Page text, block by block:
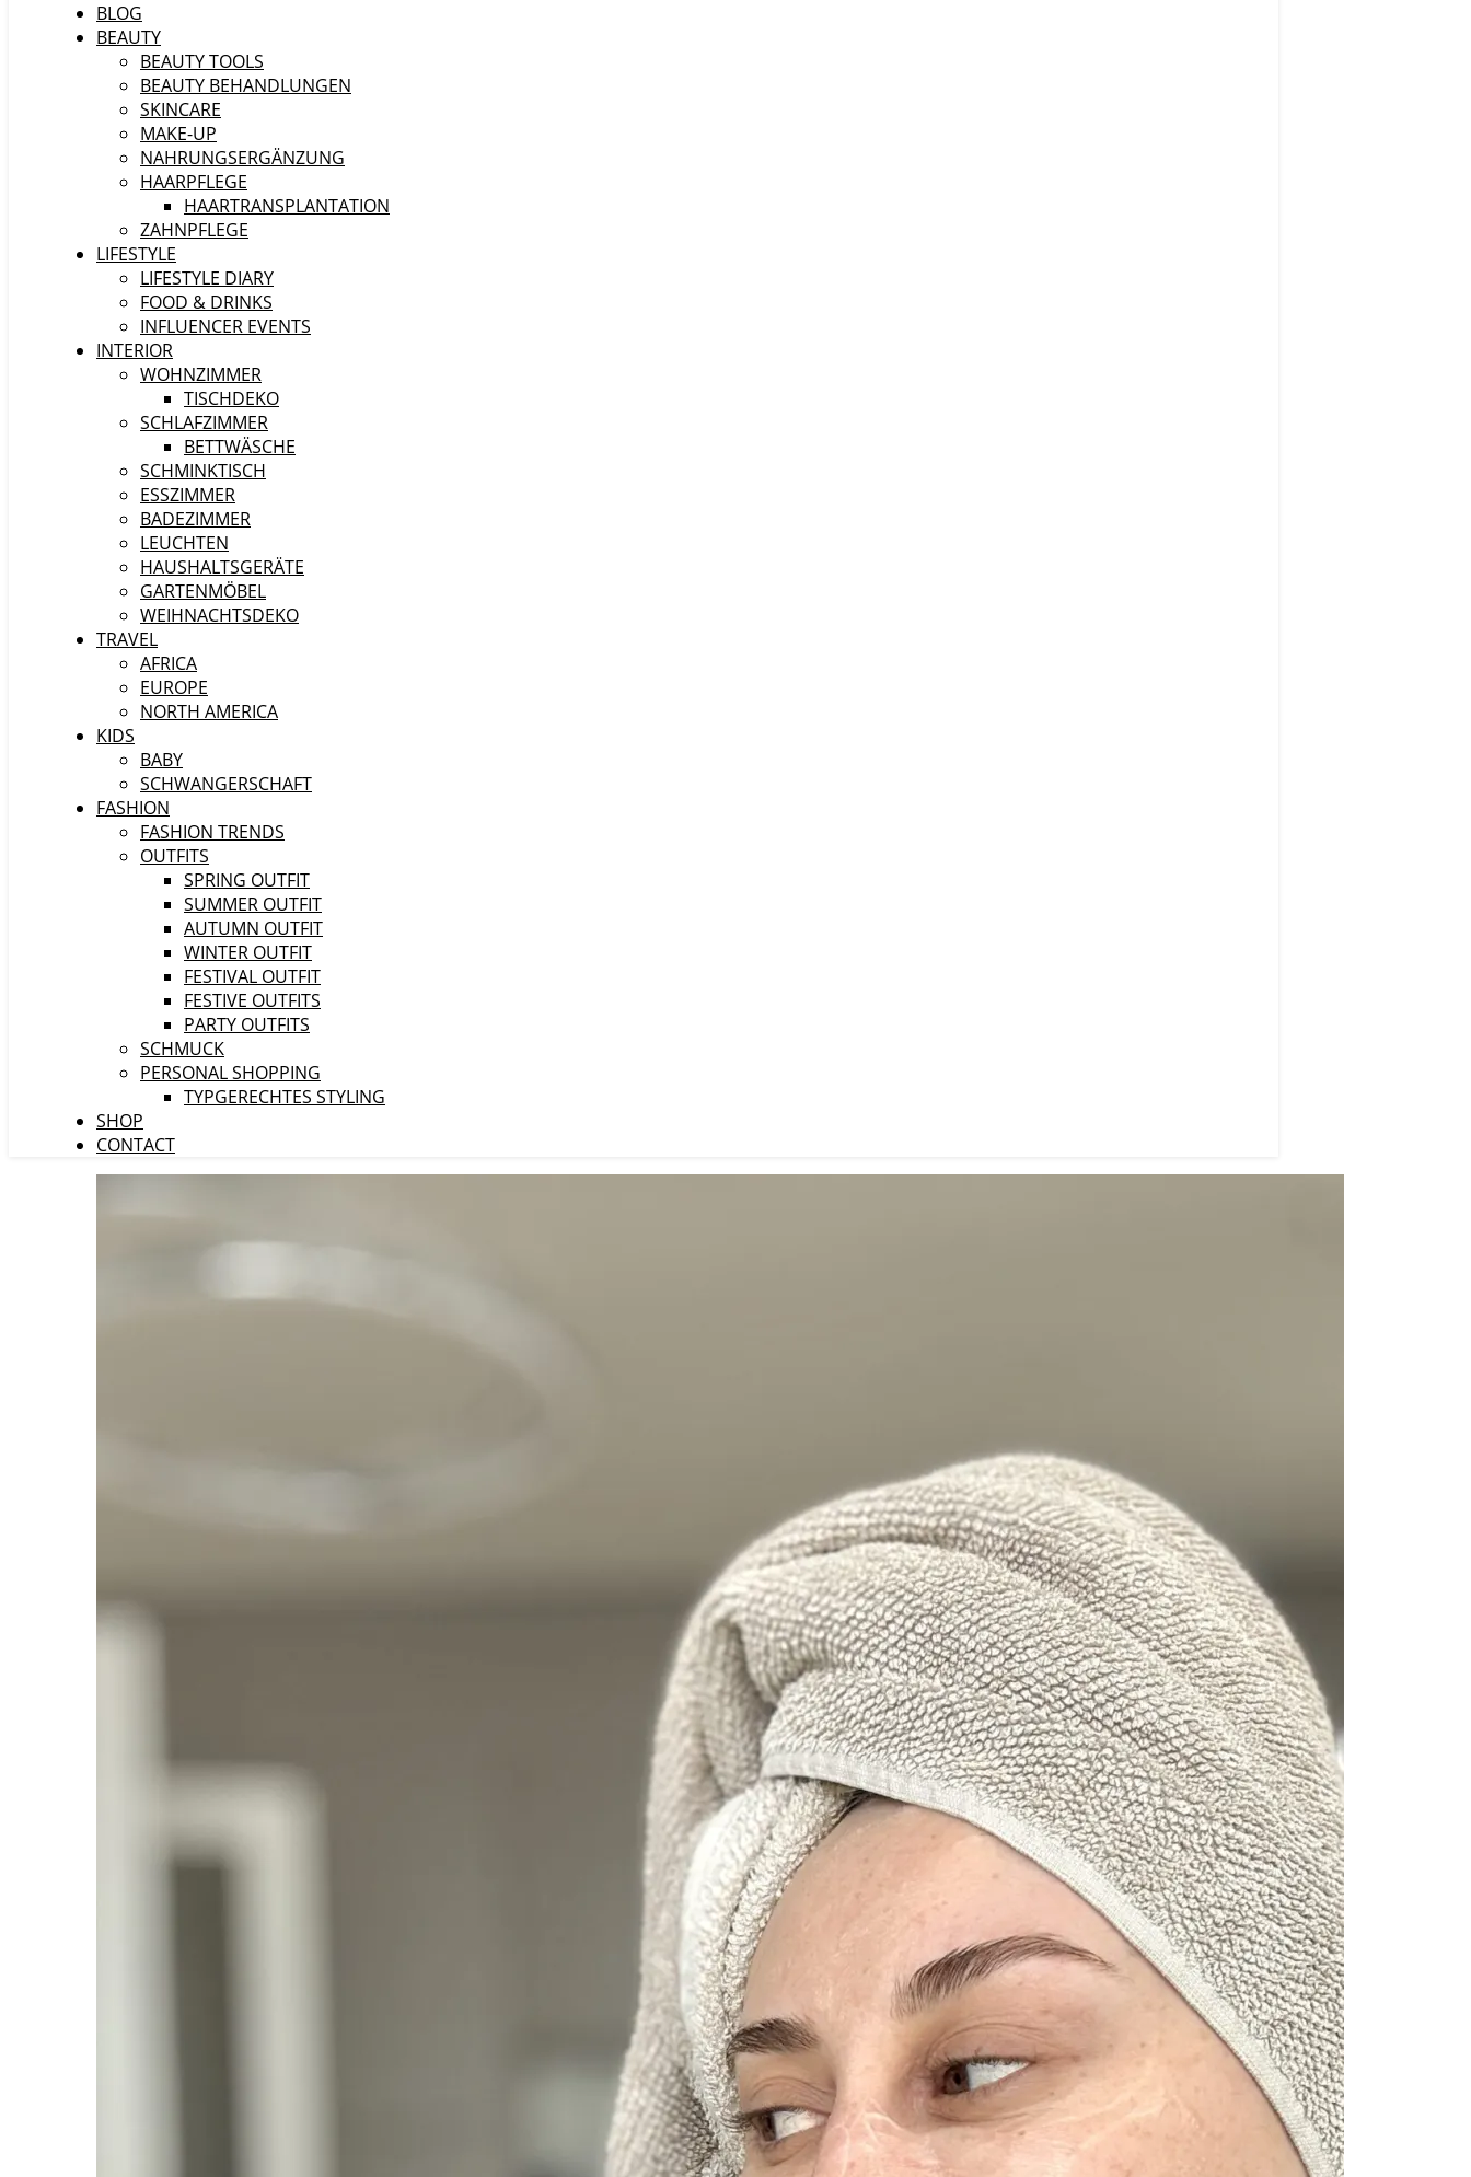
BLOG
BEAUTY
BEAUTY TOOLS
BEAUTY BEHANDLUNGEN
SKINCARE
MAKE-UP
NAHRUNGSERGÄNZUNG
HAARPFLEGE
HAARTRANSPLANTATION
ZAHNPFLEGE
LIFESTYLE
LIFESTYLE DIARY
FOOD & DRINKS
INFLUENCER EVENTS
INTERIOR
WOHNZIMMER
TISCHDEKO
SCHLAFZIMMER
BETTWÄSCHE
SCHMINKTISCH
ESSZIMMER
BADEZIMMER
LEUCHTEN
HAUSHALTSGERÄTE
GARTENMÖBEL
WEIHNACHTSDEKO
TRAVEL
AFRICA
EUROPE
NORTH AMERICA
KIDS
BABY
SCHWANGERSCHAFT
FASHION
FASHION TRENDS
OUTFITS
SPRING OUTFIT
SUMMER OUTFIT
AUTUMN OUTFIT
WINTER OUTFIT
FESTIVAL OUTFIT
FESTIVE OUTFITS
PARTY OUTFITS
SCHMUCK
PERSONAL SHOPPING
TYPGERECHTES STYLING
SHOP
CONTACT